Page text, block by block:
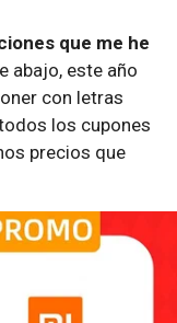
que me he
abajo, este año
con letras
los cupones
precios que